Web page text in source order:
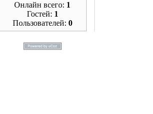
Онлайн всего: 1
Гостей: 1
Пользователей: 0